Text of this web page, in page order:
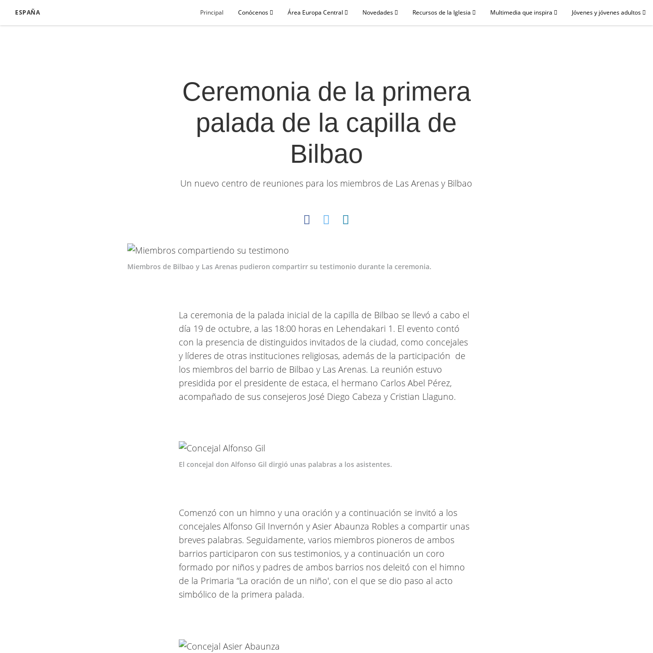
ESPAÑA Principal Conócenos Área Europa Central Novedades Recursos de la Iglesia Multimedia que inspira Jóvenes y jóvenes adultos
Ceremonia de la primera
palada de la capilla de
Bilbao
Un nuevo centro de reuniones para los miembros de Las Arenas y Bilbao
Miembros de Bilbao y Las Arenas pudieron compartirr su testimonio durante la ceremonia.
La ceremonia de la palada inicial de la capilla de Bilbao se llevó a cabo el
día 19 de octubre, a las 18:00 horas en Lehendakari 1. El evento contó
con la presencia de distinguidos invitados de la ciudad, como concejales
y líderes de otras instituciones religiosas, además de la participación de
los miembros del barrio de Bilbao y Las Arenas. La reunión estuvo
presidida por el presidente de estaca, el hermano Carlos Abel Pérez,
acompañado de sus consejeros José Diego Cabeza y Cristian Llaguno.
El concejal don Alfonso Gil dirgió unas palabras a los asistentes.
Comenzó con un himno y una oración y a continuación se invitó a los
concejales Alfonso Gil Invernón y Asier Abaunza Robles a compartir unas
breves palabras. Seguidamente, varios miembros pioneros de ambos
barrios participaron con sus testimonios, y a continuación un coro
formado por niños y padres de ambos barrios nos deleitó con el himno
de la Primaria “La oración de un niño', con el que se dio paso al acto
simbólico de la primera palada.